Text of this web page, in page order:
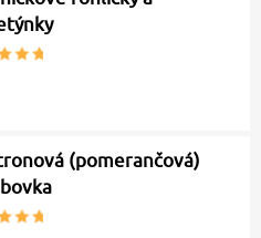
(pomerančová)